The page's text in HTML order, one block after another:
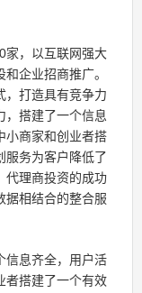
家，以互联网强大
企业招商推广。
，打造具有竞争力
，搭建了一个信息
小商家和创业者搭
服务为客户降低了
代理商投资的成功
据相结合的整合服
信息齐全，用户活
者搭建了一个有效